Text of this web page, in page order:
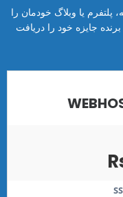
پلتفرم یا وبلاگ خودمان را
7 پشتیبانی شده برنده جایزه خود را دریافت